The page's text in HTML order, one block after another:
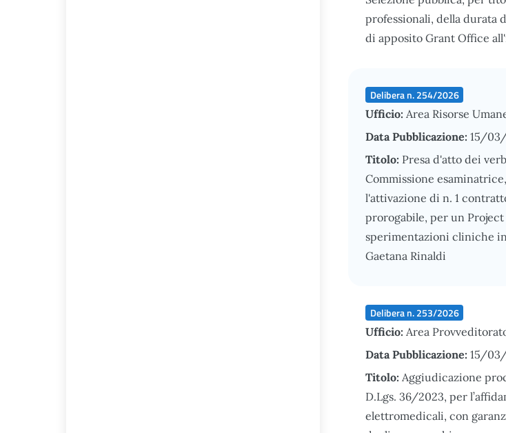
professionali, della durata
di apposito Grant Office
Delibera n. 254/2026
Ufficio: Area Risorse
Data Pubblicazione: 15/
Titolo: Presa d'atto dei
Commissione
l'attivazione di n. 1
prorogabile, per un
sperimentazioni cliniche
Gaetana Rinaldi
Delibera n. 253/2026
Ufficio: Area
Data Pubblicazione: 15/
Titolo: Aggiudicazione
D.Lgs. 36/2023, per
elettromedicali, con